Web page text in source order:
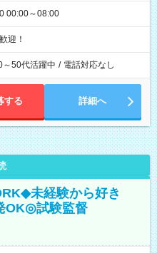
00:00～08:00
迎！
～50代活躍中 / 電話対応なし
する 詳細へ
未経験から好き
OK◎試験監督